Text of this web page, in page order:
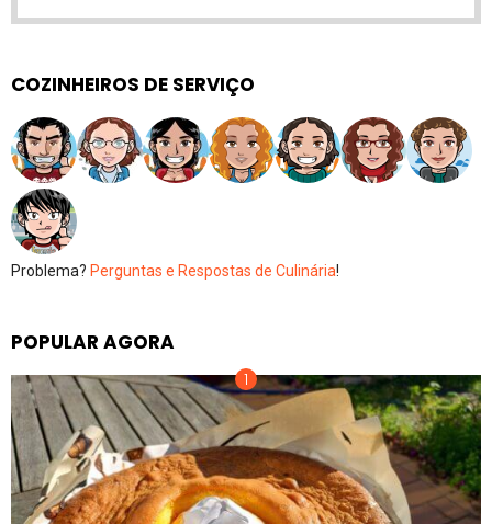
COZINHEIROS DE SERVIÇO
Problema? Perguntas e Respostas de Culinária!
POPULAR AGORA